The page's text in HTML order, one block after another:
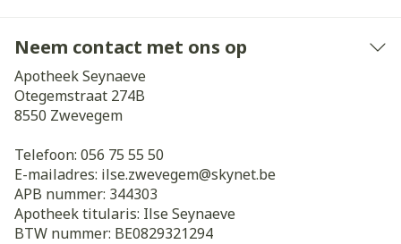
Neem contact met ons op
Apotheek Seynaeve
Otegemstraat 274B
8550 Zwevegem
Telefoon: 056 75 55 50
E-mailadres: ilse.zwevegem@skynet.be
APB nummer: 344303
Apotheek titularis: Ilse Seynaeve
BTW nummer: BE0829321294